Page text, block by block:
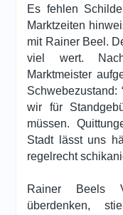
Es fehlen
Marktzeiten
mit Rainer Beel.
viel wert.
Marktmeister
Schwebezustand:
wir für
müssen.
Stadt lässt uns
regelrecht
Rainer Beels
überdenken,